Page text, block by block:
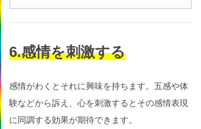
6.感情を刺激する
感情がわくとそれに興味を持ちます。五感や体
験などから訴え、心を刺激するとその感情表現
に同調する効果が期待できます。